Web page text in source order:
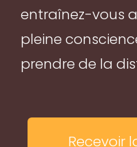
entraînez-vous
pleine
prendre de la
Recevoir